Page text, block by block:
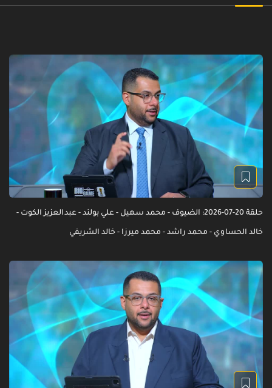
حلقة 20-07-2026: الضيوف - محمد سهيل - علي بولند - عبدالعزيز الكوت -
خالد الحساوي - محمد راشد - محمد ميرزا - خالد الشريفي